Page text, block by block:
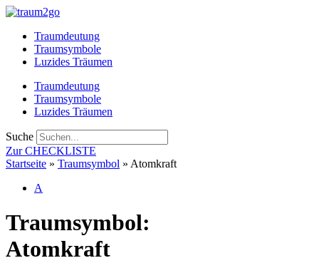
Zum
springenTraumdeutung
Traumsymbole
Luzides Träumen
Traumdeutung
Traumsymbole
Luzides Träumen
Suche
Zur CHECKLISTE
Startseite » Traumsymbol » Atomkraft
A
Traumsymbol:
Atomkraft